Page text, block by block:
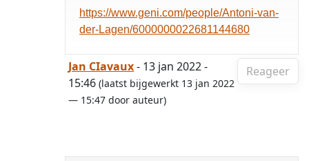
https://www.geni.com/people/Antoni-van-
der-Lagen/6000000022681144680
Reageer
Jan CIavaux- 13 jan 2022 -
15:46 (laatst bijgewerkt 13 jan 2022
— 15:47 door auteur)